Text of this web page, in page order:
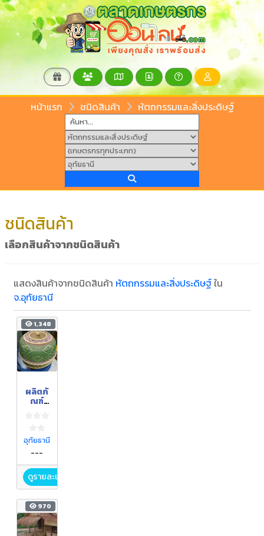
หน้าแรก ชนิดสินค้า หัตถกรรมและสิ่งประดิษฐ์
ชนิดสินค้า
เลือกสินค้าจากชนิดสินค้า
แสดงสินค้าจากชนิดสินค้า หัตถกรรมและสิ่งประดิษฐ์ใน
จ.อุทัยธานี
1,348
ผลิตภั
ณฑ์
เส้น
พลาส
ติก
(หวาย
เทียม)
อุทัยธานี
---
ดูรายละเอียด
970